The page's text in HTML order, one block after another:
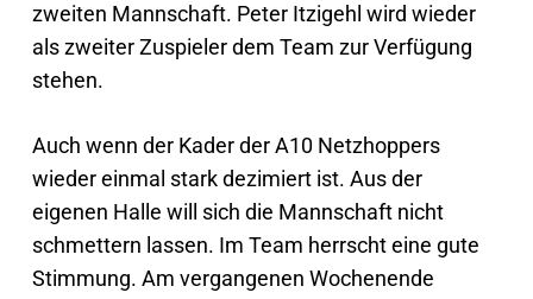
zweiten Mannschaft. Peter Itzigehl wird wieder
als zweiter Zuspieler dem Team zur Verfügung
stehen.
Auch wenn der Kader der A10 Netzhoppers
wieder einmal stark dezimiert ist. Aus der
eigenen Halle will sich die Mannschaft nicht
schmettern lassen. Im Team herrscht eine gute
Stimmung. Am vergangenen Wochenende